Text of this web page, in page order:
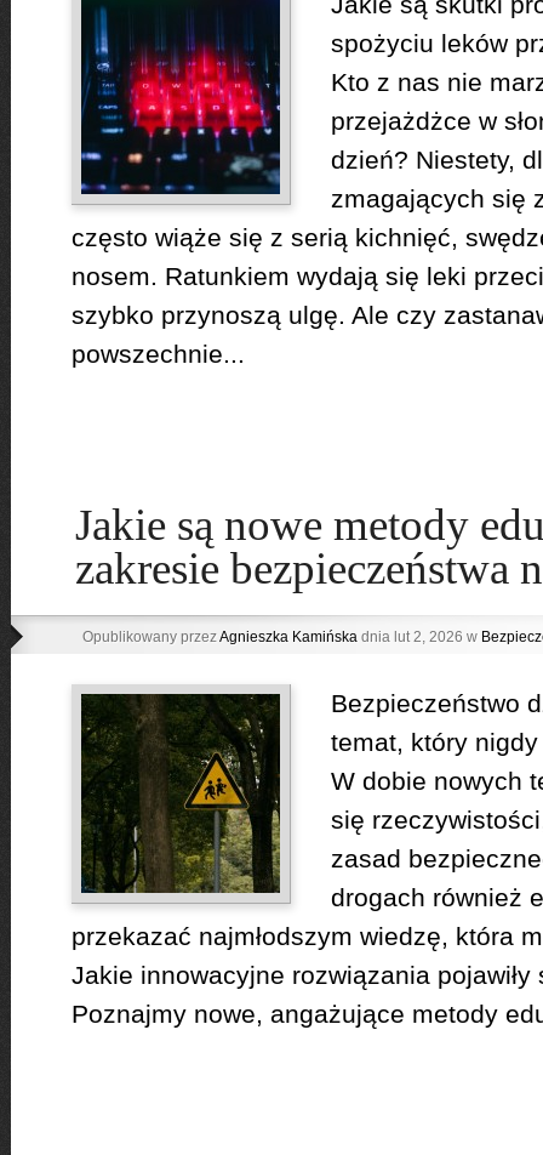
spożyciu leków
Kto z nas nie
przejażdżce w
dzień? Niestety,
zmagających się
często wiąże się z serią kichnięć,
nosem. Ratunkiem wydają się leki
szybko przynoszą ulgę. Ale czy
powszechnie...
Jakie są nowe metody
zakresie bezpieczeństwa
Opublikowany przezAgnieszka Kamińskadnia lut 2, 2026 w
Bezpieczeństwo
temat, który
W dobie nowych
się
zasad
drogach również
przekazać najmłodszym wiedzę, która
Jakie innowacyjne rozwiązania
Poznajmy nowe, angażujące metody